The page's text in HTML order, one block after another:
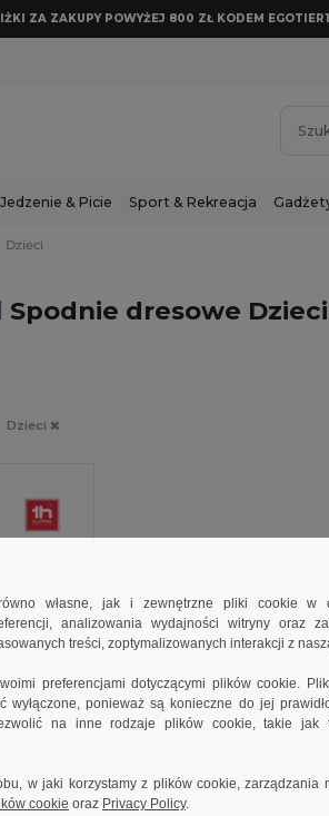
ZA ZAKUPY POWYŻEJ 800 ZŁ KODEM
Jedzenie & Picie Sport & Rekreacja
Dzieci
Spodnie dresowe Dzieci
Dzieci
-35%
własne, jak i zewnętrzne pliki cookie w
analizowania wydajności witryny oraz
treści, zoptymalizowanych interakcji z
preferencjami dotyczącymi plików cookie.
wyłączone, ponieważ są konieczne do jej
na inne rodzaje plików cookie, takie jak
w jaki korzystamy z plików cookie, zarządzania
cookie oraz Privacy Policy.